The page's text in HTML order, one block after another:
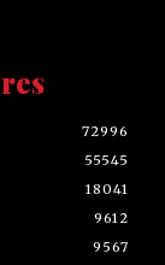
72996
55545
18041
9612
9567